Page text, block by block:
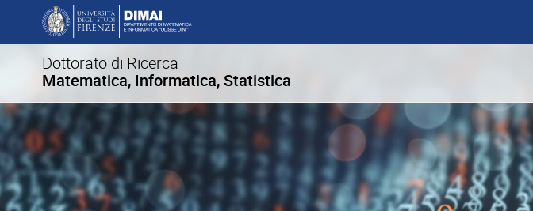
Dottorato di Ricerca
Matematica, Informatica, Statistica